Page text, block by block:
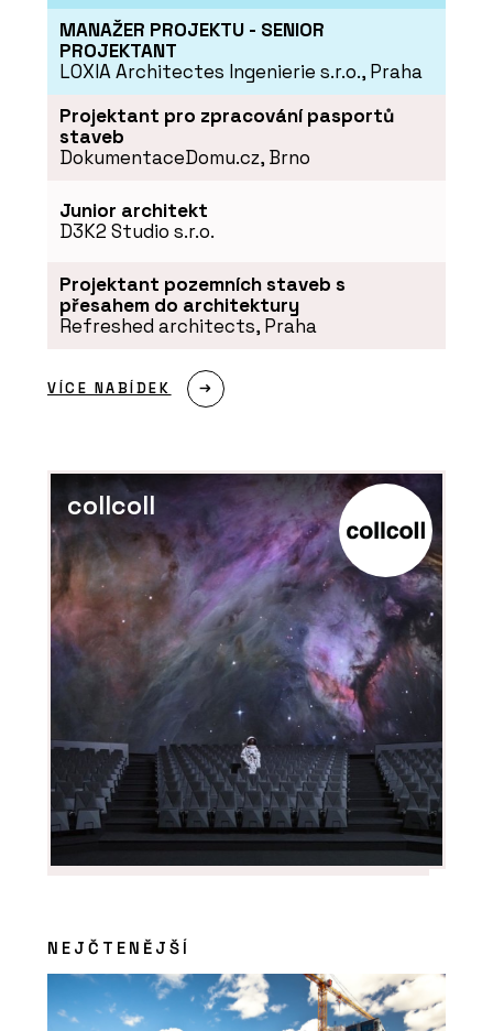
MANAŽER PROJEKTU - SENIOR
PROJEKTANT
LOXIA Architectes Ingenierie s.r.o., Praha
Projektant pro zpracování pasportů
staveb
DokumentaceDomu.cz, Brno
Junior architekt
D3K2 Studio s.r.o.
Projektant pozemních staveb s
přesahem do architektury
Refreshed architects, Praha
VÍCE NABÍDEK
collcoll
NEJČTENĚJŠÍ